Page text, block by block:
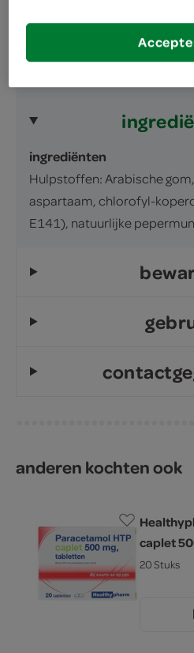
inhoud en gewicht
ingrediënten
Hulpstoffen: Arabische
aspartaam, chlorofyl-
E141), natuurlijke
anderen kochten ook
caplet
20 Stuks